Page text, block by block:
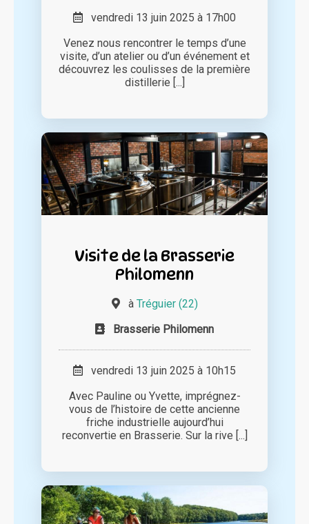
vendredi 13 juin 2025 à 17h00
Venez nous rencontrer le temps d’une
visite, d’un atelier ou d’un événement et
découvrez les coulisses de la première
distillerie [...]
Visite de la Brasserie
Philomenn
à Tréguier (22)
Brasserie Philomenn
vendredi 13 juin 2025 à 10h15
Avec Pauline ou Yvette, imprégnez-
vous de l’histoire de cette ancienne
friche industrielle aujourd’hui
reconvertie en Brasserie. Sur la rive [...]